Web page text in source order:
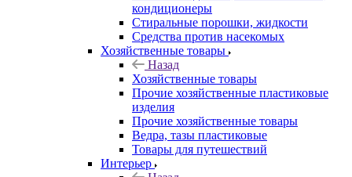
кондиционеры
Стиральные порошки, жидкости
Средства против насекомых
Хозяйственные товары
Назад
Хозяйственные товары
Прочие хозяйственные пластиковые
изделия
Прочие хозяйственные товары
Ведра, тазы пластиковые
Товары для путешествий
Интерьер